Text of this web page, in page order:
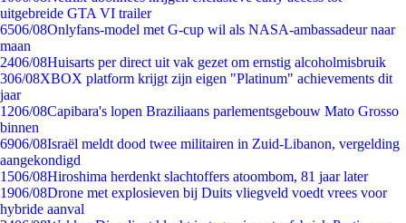
uitgebreide GTA VI trailer
6506/08Onlyfans-model met G-cup wil als NASA-ambassadeur naar
maan
2406/08Huisarts per direct uit vak gezet om ernstig alcoholmisbruik
306/08XBOX platform krijgt zijn eigen "Platinum" achievements dit
jaar
1206/08Capibara's lopen Braziliaans parlementsgebouw Mato Grosso
binnen
6906/08Israël meldt dood twee militairen in Zuid-Libanon, vergelding
aangekondigd
1506/08Hiroshima herdenkt slachtoffers atoombom, 81 jaar later
1906/08Drone met explosieven bij Duits vliegveld voedt vrees voor
hybride aanval